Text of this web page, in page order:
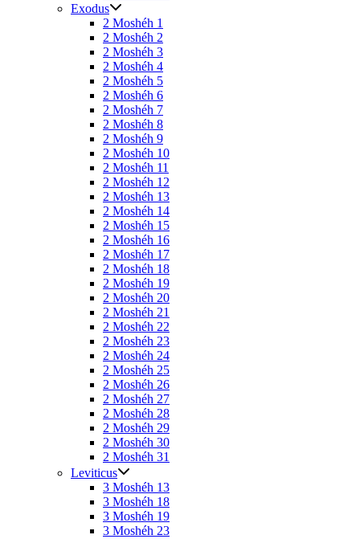
Exodus
2 Moshéh 1
2 Moshéh 2
2 Moshéh 3
2 Moshéh 4
2 Moshéh 5
2 Moshéh 6
2 Moshéh 7
2 Moshéh 8
2 Moshéh 9
2 Moshéh 10
2 Moshéh 11
2 Moshéh 12
2 Moshéh 13
2 Moshéh 14
2 Moshéh 15
2 Moshéh 16
2 Moshéh 17
2 Moshéh 18
2 Moshéh 19
2 Moshéh 20
2 Moshéh 21
2 Moshéh 22
2 Moshéh 23
2 Moshéh 24
2 Moshéh 25
2 Moshéh 26
2 Moshéh 27
2 Moshéh 28
2 Moshéh 29
2 Moshéh 30
2 Moshéh 31
Leviticus
3 Moshéh 13
3 Moshéh 18
3 Moshéh 19
3 Moshéh 23